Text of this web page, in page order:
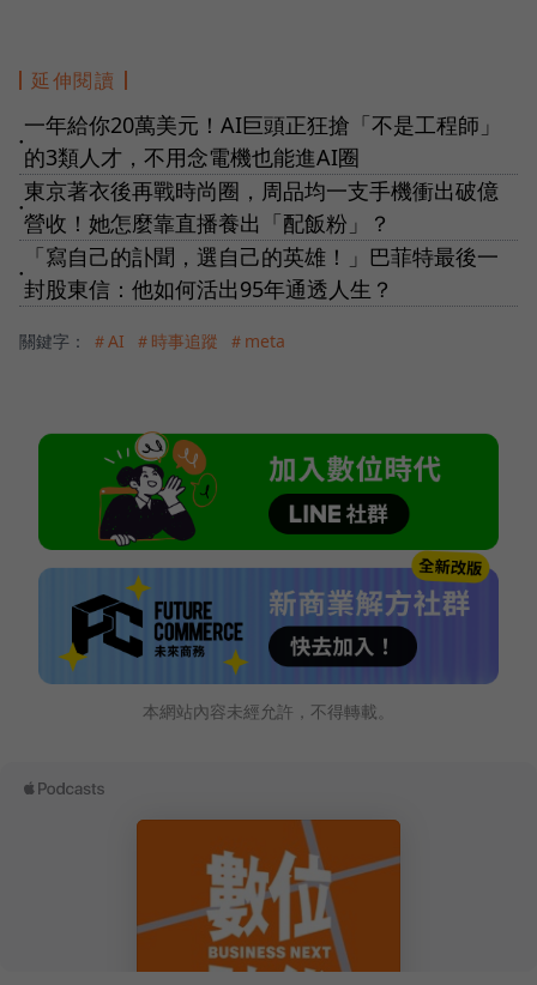
延伸閱讀
●
一年給你20萬美元！AI巨頭正狂搶「不是工程師」
的3類人才，不用念電機也能進AI圈
●
東京著衣後再戰時尚圈，周品均一支手機衝出破億
營收！她怎麼靠直播養出「配飯粉」？
●
「寫自己的訃聞，選自己的英雄！」巴菲特最後一
封股東信：他如何活出95年通透人生？
關鍵字： ＃AI ＃時事追蹤 ＃meta
本網站內容未經允許，不得轉載。